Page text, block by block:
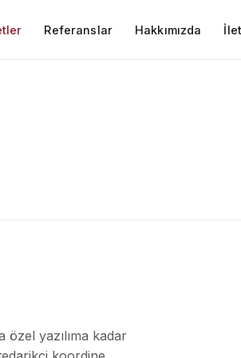
Referanslar Hakkımızda
yazılıma kadar